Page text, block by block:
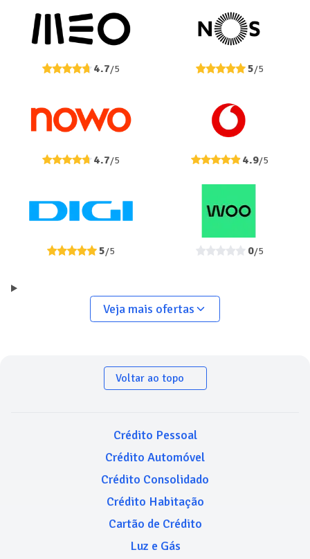
4.7/5 5/5
4.7/5 4.9/5
5/5 0/5
Veja mais ofertas
Voltar ao topo
Crédito Pessoal
Crédito Automóvel
Crédito Consolidado
Crédito Habitação
Cartão de Crédito
Luz e Gás